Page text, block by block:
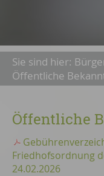
Sie sind hier:
Öffentliche
Öffentliche
Friedhofsordnung
24.02.2026